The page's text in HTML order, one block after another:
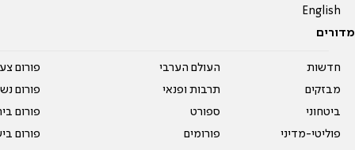
English
מדורים
חדשות
מבזקים
ביטחוני
פוליטי-מדיני
העולם הערבי
תרבות ופנאי
ספורט
פורומים
פורום
פורום
פורום
פורום